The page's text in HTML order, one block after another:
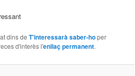
dins deT'interessarà saber-hoper
d'interès l'enllaç permanent.